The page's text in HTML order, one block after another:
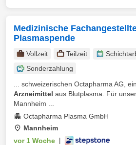
Medizinische
Plasmaspende
Vollzeit Teilzeit
Sonderzahlung
... schweizerischen Octapharma AG,
Arzneimittel aus Blutplasma. Für
Mannheim ...
Octapharma Plasma GmbH
Mannheim
vor 1 Woche